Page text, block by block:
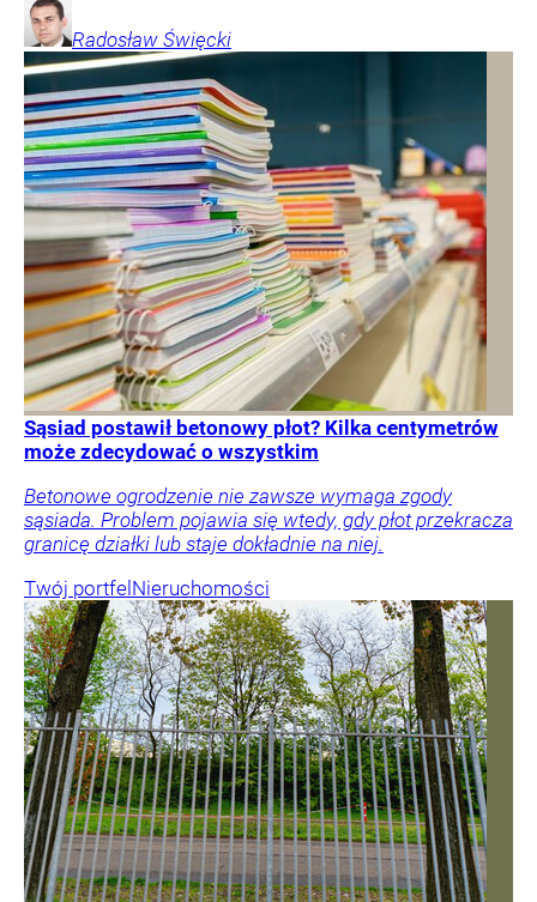
Radosław Święcki
Sąsiad postawił betonowy płot? Kilka centymetrów
może zdecydować o wszystkim
Betonowe ogrodzenie nie zawsze wymaga zgody
sąsiada. Problem pojawia się wtedy, gdy płot przekracza
granicę działki lub staje dokładnie na niej.
Twój portfelNieruchomości